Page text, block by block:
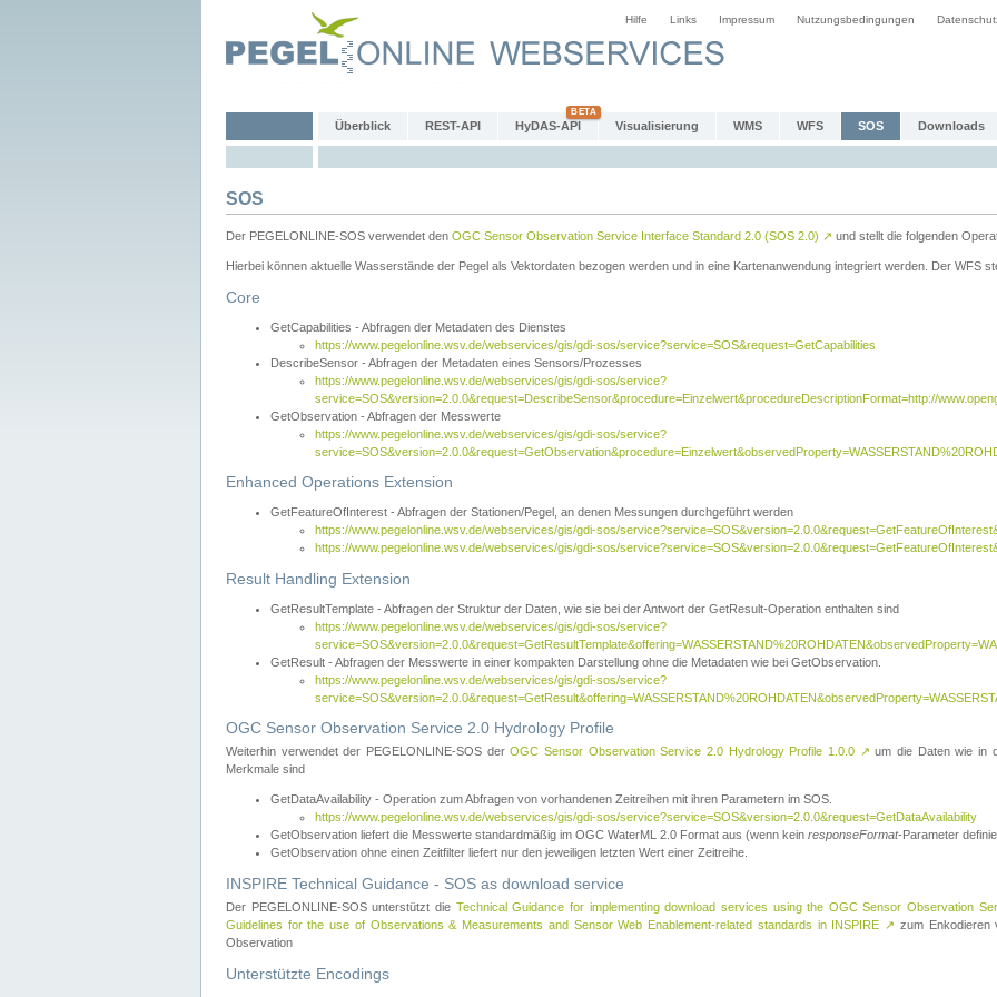
Hilfe Links Impressum Nutzungsbedingungen
Überblick REST-API HyDAS-API Visualisierung WMS WFS SOS Downloads
SOS
Der PEGELONLINE-SOS verwendet den OGC Sensor Observation Service Interface Standard 2.0 (SOS 2.0) ↗ und stellt die folgenden
Hierbei können aktuelle Wasserstände der Pegel als Vektordaten bezogen werden und in eine Kartenanwendung integriert werden. Der WFS
Core
GetCapabilities - Abfragen der Metadaten des Dienstes
https://www.pegelonline.wsv.de/webservices/gis/gdi-sos/service?service=SOS&request=GetCapabilities
DescribeSensor - Abfragen der Metadaten eines Sensors/Prozesses
https://www.pegelonline.wsv.de/webservices/gis/gdi-sos/service?
service=SOS&version=2.0.0&request=DescribeSensor&procedure=Einzelwert&procedureDescriptionFormat=http://
GetObservation - Abfragen der Messwerte
https://www.pegelonline.wsv.de/webservices/gis/gdi-sos/service?
Enhanced Operations Extension
GetFeatureOfInterest - Abfragen der Stationen/Pegel, an denen Messungen durchgeführt werden
https://www.pegelonline.wsv.de/webservices/gis/gdi-sos/
https://www.pegelonline.wsv.de/webservices/gis/gdi-sos/
Result Handling Extension
GetResultTemplate - Abfragen der Struktur der Daten, wie sie bei der Antwort der GetResult-Operation enthalten sind
https://www.pegelonline.wsv.de/webservices/gis/gdi-sos/service?
GetResult - Abfragen der Messwerte in einer kompakten Darstellung ohne die Metadaten wie bei GetObservation.
https://www.pegelonline.wsv.de/webservices/gis/gdi-sos/service?
OGC Sensor Observation Service 2.0 Hydrology Profile
Weiterhin verwendet der PEGELONLINE-SOS derOGC Sensor Observation Service 2.0 Hydrology Profile 1.0.0 ↗ um die Daten wie in
Merkmale sind
GetDataAvailability - Operation zum Abfragen von vorhandenen Zeitreihen mit ihren Parametern im SOS.
https://www.pegelonline.wsv.de/webservices/gis/gdi-sos/service?service=SOS&version=2.0.0&request=GetDataAvailability
GetObservation liefert die Messwerte standardmäßig im OGC WaterML 2.0 Format aus (wenn kein responseFormat-Parameter
GetObservation ohne einen Zeitfilter liefert nur den jeweiligen letzten Wert einer Zeitreihe.
INSPIRE Technical Guidance - SOS as download service
Der PEGELONLINE-SOS unterstützt die Technical Guidance for implementing download services using the OGC Sensor Observation
Guidelines for the use of Observations & Measurements and Sensor Web Enablement-related standards in INSPIRE ↗ zum Enkodieren
Observation
Unterstützte Encodings